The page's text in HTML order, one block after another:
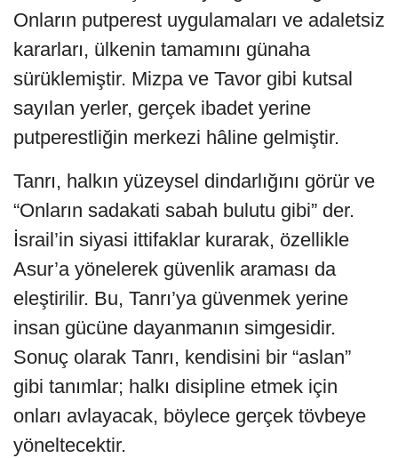
Onların putperest uygulamaları ve adaletsiz
kararları, ülkenin tamamını günaha
sürüklemiştir. Mizpa ve Tavor gibi kutsal
sayılan yerler, gerçek ibadet yerine
putperestliğin merkezi hâline gelmiştir.
Tanrı, halkın yüzeysel dindarlığını görür ve
“Onların sadakati sabah bulutu gibi” der.
İsrail’in siyasi ittifaklar kurarak, özellikle
Asur’a yönelerek güvenlik araması da
eleştirilir. Bu, Tanrı’ya güvenmek yerine
insan gücüne dayanmanın simgesidir.
Sonuç olarak Tanrı, kendisini bir “aslan”
gibi tanımlar; halkı disipline etmek için
onları avlayacak, böylece gerçek tövbeye
yöneltecektir.